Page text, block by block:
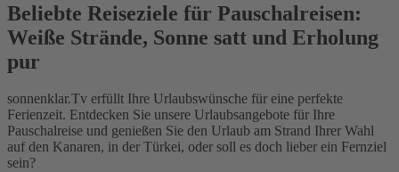
Beliebte Reiseziele für Pauschalreisen:
Weiße Strände, Sonne satt und Erholung
pur
sonnenklar.Tv erfüllt Ihre Urlaubswünsche für eine perfekte
Ferienzeit. Entdecken Sie unsere Urlaubsangebote für Ihre
Pauschalreise und genießen Sie den Urlaub am Strand Ihrer Wahl
auf den Kanaren, in der Türkei, oder soll es doch lieber ein Fernziel
sein?